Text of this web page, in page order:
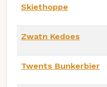
Skiethoppe
Zwatn Kedoes
Twents Bunkerbier